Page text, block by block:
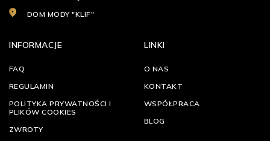
DOM MODY "KLIF"
INFORMACJE
FAQ
REGULAMIN
POLITYKA PRYWATNOŚCI I
PLIKÓW COOKIES
ZWROTY
LINKI
O NAS
KONTAKT
WSPÓŁPRACA
BLOG